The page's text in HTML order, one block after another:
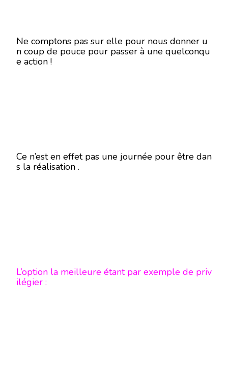
Ne comptons pas sur elle pour nous donner u
n coup de pouce pour passer à une quelconqu
e action !
Ce n’est en effet pas une journée pour être dan
s la réalisation .
L’option la meilleure étant par exemple de priv
ilégier :